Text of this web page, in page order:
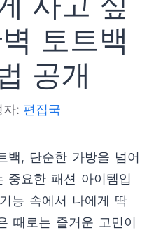
토트백
공개
자: 편집국
백, 단순한 가방을 넘어
중요한 패션 아이템입
능 속에서 나에게 딱
때로는 즐거운 고민이